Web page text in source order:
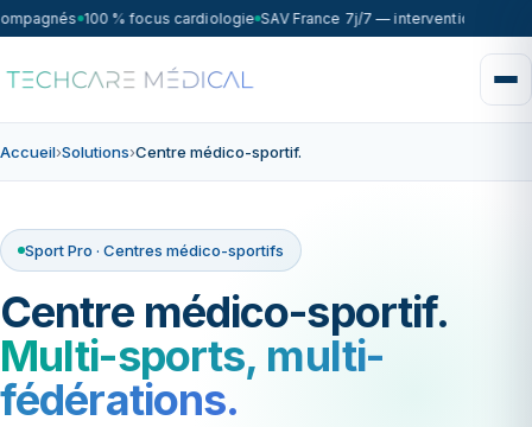
100 % focus cardiologie SAV France 7j/7 — intervention sous
Accueil›Solutions›Centre médico-sportif.
Sport Pro · Centres médico-sportifs
Centre médico-sportif.
Multi-sports, multi-
fédérations.